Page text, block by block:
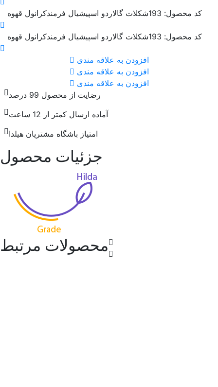
شکلات گالاردو اسپیشیال فرمندکرانول قهوه کد محصول: 193
شکلات گالاردو اسپیشیال فرمندکرانول قهوه کد محصول: 193
افزودن به علاقه مندی
افزودن به علاقه مندی
افزودن به علاقه مندی
رضایت از محصول 99 درصد
آماده ارسال کمتر از 12 ساعت
امتیاز باشگاه مشتریان هیلدا
جزئیات محصول
محصولات مرتبط